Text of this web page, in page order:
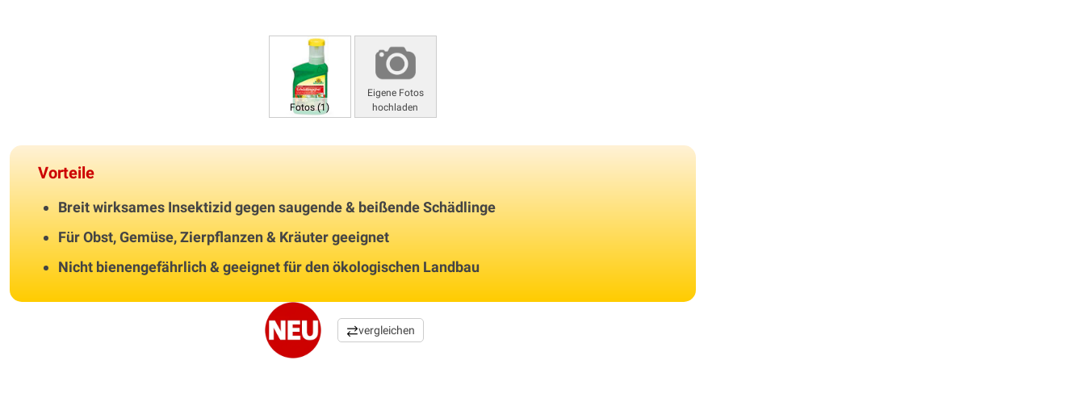
Fotos (1)
Eigene Fotos
hochladen
Vorteile
Breit wirksames Insektizid gegen saugende & beißende Schädlinge
Für Obst, Gemüse, Zierpflanzen & Kräuter geeignet
Nicht bienengefährlich & geeignet für den ökologischen Landbau
vergleichen